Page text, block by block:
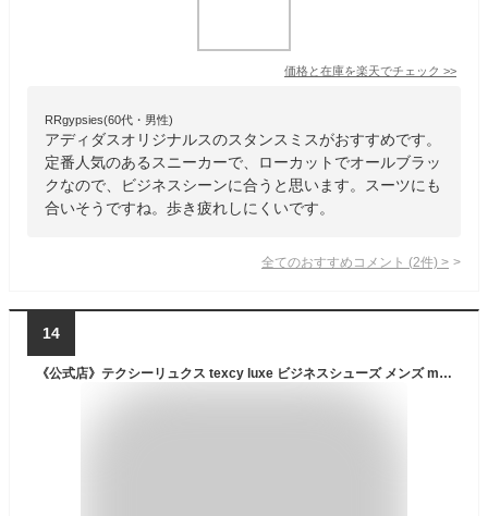
価格と在庫を楽天でチェック >>
RRgypsies(60代・男性)
アディダスオリジナルスのスタンスミスがおすすめです。
定番人気のあるスニーカーで、ローカットでオールブラッ
クなので、ビジネスシーンに合うと思います。スーツにも
合いそうですね。歩き疲れしにくいです。
全てのおすすめコメント (2件) >
14
《公式店》テクシーリュクス texcy luxe ビジネスシューズ メンズ men's 革靴 本革 アシックス商事 通勤 ビジネススニーカー 紐タイプ 2E相当 TU-7746S kousiki_tuhan